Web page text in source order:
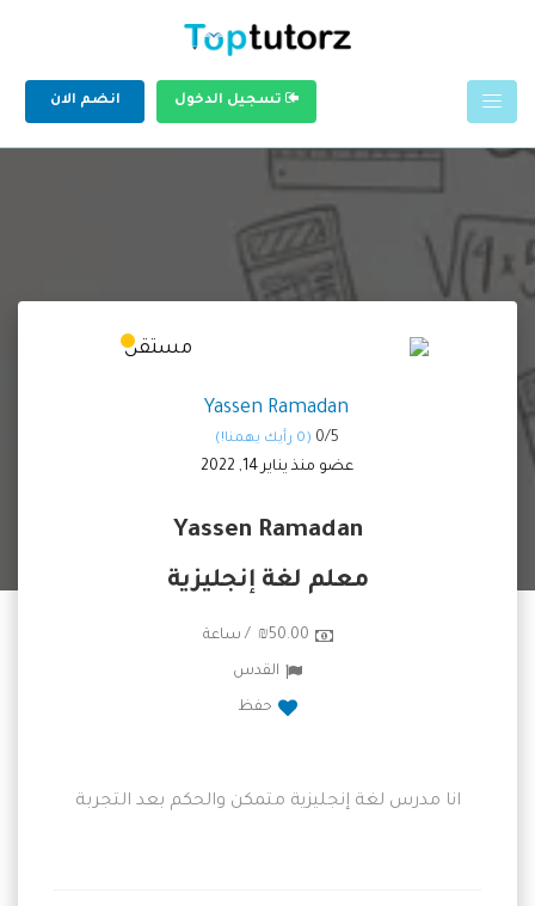
تسجيل الدخول انضم الان
Yassen Ramadan
0/5 (0 رأيك يهمنا!)
عضو منذ يناير 14, 2022
Yassen Ramadan
معلم لغة إنجليزية
₪50.00 / ساعة
القدس
حفظ
انا مدرس لغة إنجليزية متمكن والحكم بعد التجربة